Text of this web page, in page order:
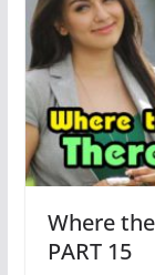
Where
PART 15